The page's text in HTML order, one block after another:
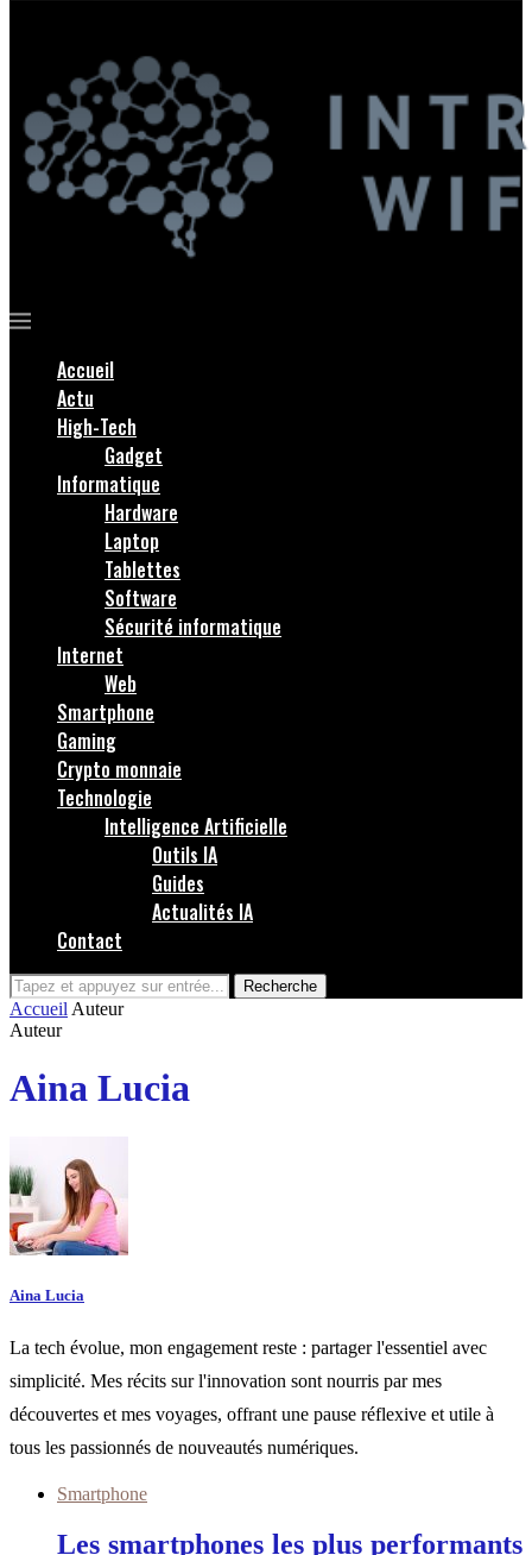
Accueil
Actu
High-Tech
Gadget
Informatique
Hardware
Laptop
Tablettes
Software
Sécurité informatique
Internet
Web
Smartphone
Gaming
Crypto monnaie
Technologie
Intelligence Artificielle
Outils IA
Guides
Actualités IA
Contact
Recherche
Accueil Auteur
Auteur
Aina Lucia
Aina Lucia
La tech évolue, mon engagement reste : partager l'essentiel avec
simplicité. Mes récits sur l'innovation sont nourris par mes
découvertes et mes voyages, offrant une pause réflexive et utile à
tous les passionnés de nouveautés numériques.
Smartphone
Les smartphones les plus performants